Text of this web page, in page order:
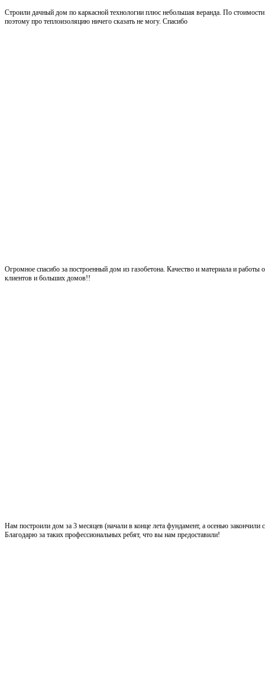
Строили дачный дом по каркасной технологии плюс небольшая веранда. По
поэтому про теплоизоляцию ничего сказать не могу. Спасибо
Огромное спасибо за построенный дом из газобетона. Качество и материала и
клиентов и больших домов!!
Нам построили дом за 3 месяцев (начали в конце лета фундамент, а осенью
Благодарю за таких профессиональных ребят, что вы нам предоставили!